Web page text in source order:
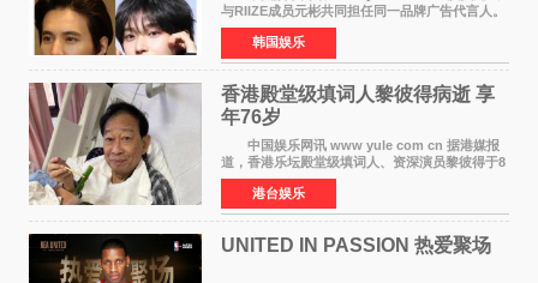
与RIIZE成员元彬共同担任同一品牌广告代言人。
6日据独家报道，继演员元斌之后，RIIZE元彬最
近也被选为某在线中介平台A公司的共同广告代言
人，两人将作
韩国娱乐
香港殿堂级填词人黎彼得病逝 享
年76岁​
中国娱乐网讯 www yule com cn 据港媒报
道，香港乐坛殿堂级填词人、资深演员黎彼得于8
月5日上午因病离世，终年76岁。好友钟志光透
露，黎彼得今年3月中风后便卧床休养，身体机能
持续衰退，最
港台娱乐
UNITED IN PASSION 热爱聚场